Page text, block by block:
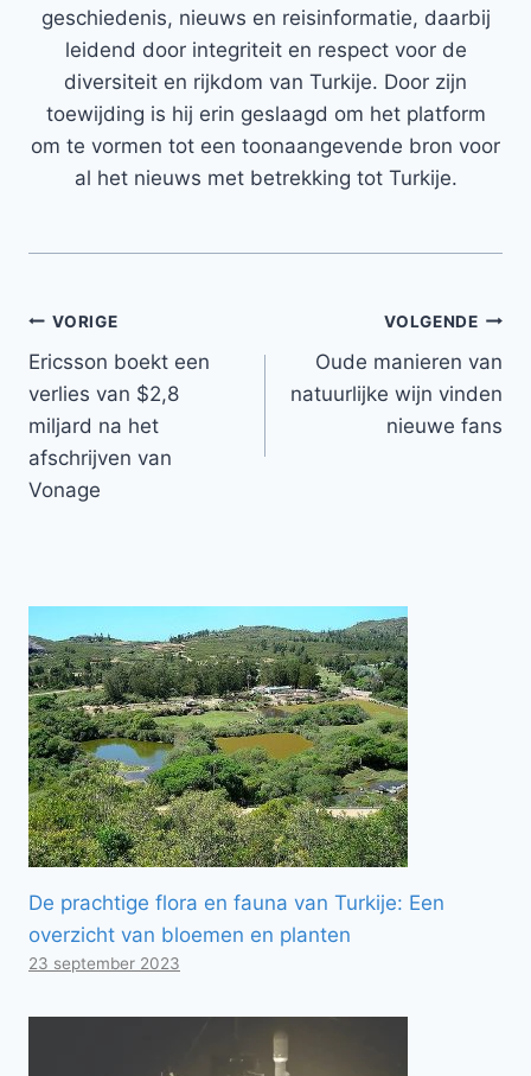
geschiedenis, nieuws en reisinformatie, daarbij
leidend door integriteit en respect voor de
diversiteit en rijkdom van Turkije. Door zijn
toewijding is hij erin geslaagd om het platform
om te vormen tot een toonaangevende bron voor
al het nieuws met betrekking tot Turkije.
Bericht
navigatie
VORIGE
Ericsson boekt een
verlies van $2,8
miljard na het
afschrijven van
Vonage
VOLGENDE
Oude manieren van
natuurlijke wijn vinden
nieuwe fans
De prachtige flora en fauna van Turkije: Een
overzicht van bloemen en planten
23 september 2023